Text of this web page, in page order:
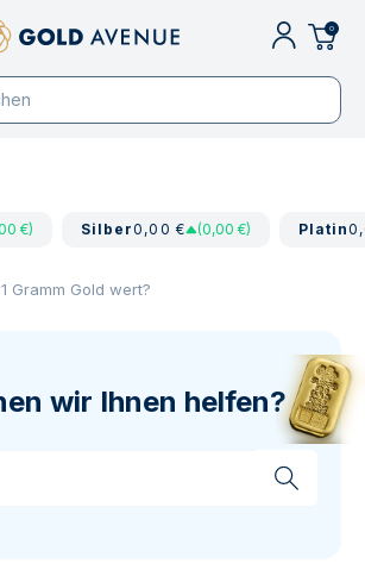
0
€) Silber0,00 € (0,00 €) Platin
Gramm Gold wert?
wir Ihnen helfen?